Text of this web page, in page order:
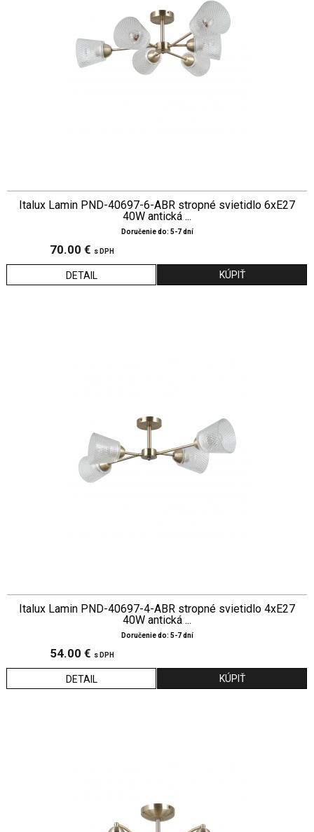
Italux Lamin PND-40697-6-ABR stropné svietidlo 6xE27
40W antická ...
Doručenie do: 5-7 dní
70.00 € s DPH
DETAIL
Italux Lamin PND-40697-4-ABR stropné svietidlo 4xE27
40W antická ...
Doručenie do: 5-7 dní
54.00 € s DPH
DETAIL